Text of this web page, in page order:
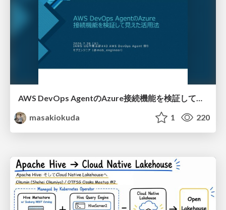
AWS DevOps AgentのAzure接続機能を検証して見えた活用法／Use Cases Verified for the AWS DevOps Agent's Azure Connectivity Feature
masakiokuda
1 220